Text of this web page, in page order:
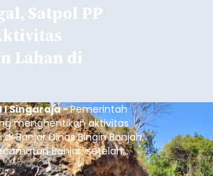
Satpol PP
Lahan di
Singaraja -Pemerintah
menghentikan aktivitas
Banjar Dinas Bingin Banjah,
Banjar, setelah
kegiatan pengambilan